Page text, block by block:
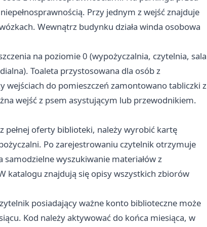
Przy jednym z wejść znajduje
Wewnątrz budynku działa winda osobowa
na poziomie 0 (wypożyczalnia, czytelnia, sala
Toaleta przystosowana dla osób z
wejściach do pomieszczeń zamontowano tabliczki z
wejść z psem asystującym lub przewodnikiem.
pełnej oferty biblioteki, należy wyrobić kartę
Po zarejestrowaniu czytelnik otrzymuje
wyszukiwanie materiałów z
katalogu znajdują się opisy wszystkich zbiorów
posiadający ważne konto biblioteczne może
Kod należy aktywować do końca miesiąca, w